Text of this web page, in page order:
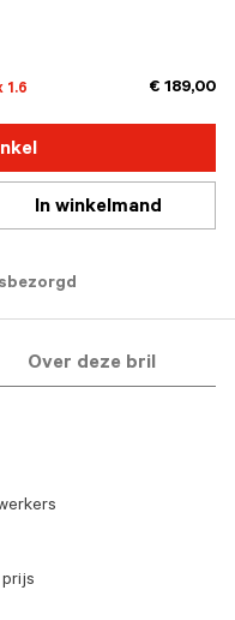
1.6 € 189,00
In winkelmand
Over deze bril